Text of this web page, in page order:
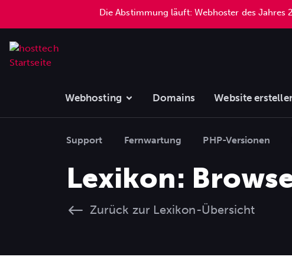
Die Abstimmung läuft: Webhoster des Jahres
Webhosting Domains Website
Support Fernwartung PHP-Versionen
Lexikon:
Zurück zur Lexikon-Übersicht